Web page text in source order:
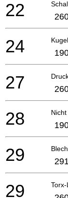
22
24
27
28
29
29